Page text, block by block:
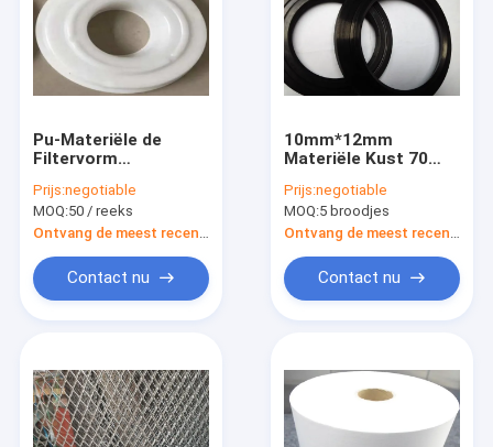
Pu-Materiële de
Filtervorm
Thermisch
behandelde
139mm*114mm van
Luchtfilters
Prijs:negotiable
MOQ:50 / reeks
Contact nu
10mm*12mm
Materiële Kust 70
Pu-Verbindingso-
ringen AS568
Prijs:negotiable
MOQ:5 broodjes
Contact nu